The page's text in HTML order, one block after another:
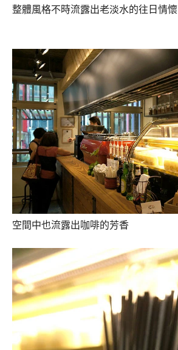
整體風格不時流露出老淡水的往日情懷
空間中也流露出咖啡的芳香